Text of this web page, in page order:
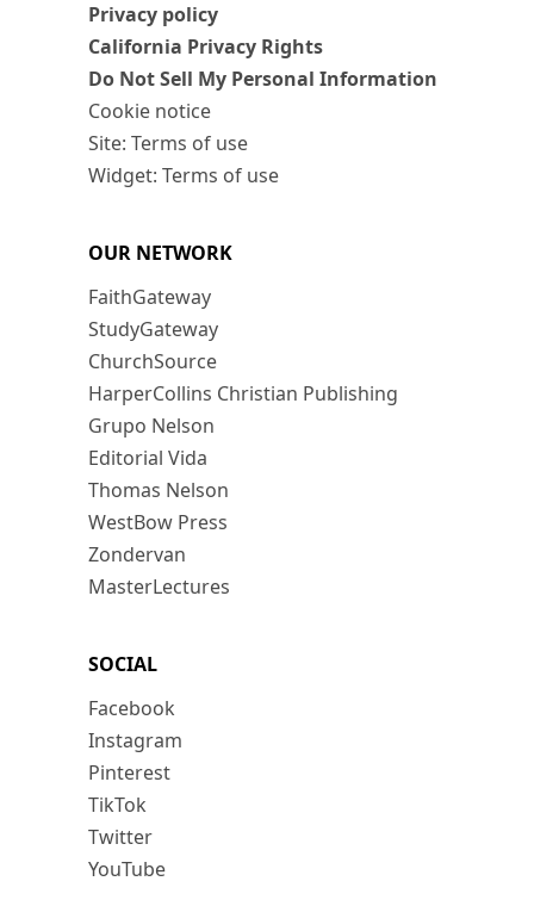
Privacy policy
California Privacy Rights
Do Not Sell My Personal Information
Cookie notice
Site: Terms of use
Widget: Terms of use
OUR NETWORK
FaithGateway
StudyGateway
ChurchSource
HarperCollins Christian Publishing
Grupo Nelson
Editorial Vida
Thomas Nelson
WestBow Press
Zondervan
MasterLectures
SOCIAL
Facebook
Instagram
Pinterest
TikTok
Twitter
YouTube